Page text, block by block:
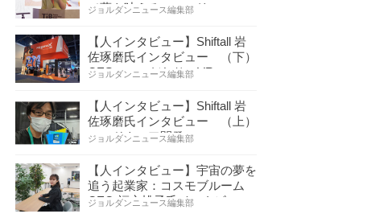
で夢を叶える コロリ…
ジョルダンニュース編集部
【人インタビュー】Shiftall 岩
佐琢磨氏インタビュー （下）
CESへのこだわり VR…
ジョルダンニュース編集部
【人インタビュー】Shiftall 岩
佐琢磨氏インタビュー （上）
ハードウェア開発へ…
ジョルダンニュース編集部
【人インタビュー】宇宙の夢を
追う起業家：コスモブルーム
CEO 福永桃子氏インタビ…
ジョルダンニュース編集部